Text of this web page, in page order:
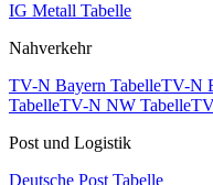
IG Metall Tabelle
Nahverkehr
TV-N Bayern TabelleTV-N
TabelleTV-N NW Tabelle
Post und Logistik
Deutsche Post Tabelle